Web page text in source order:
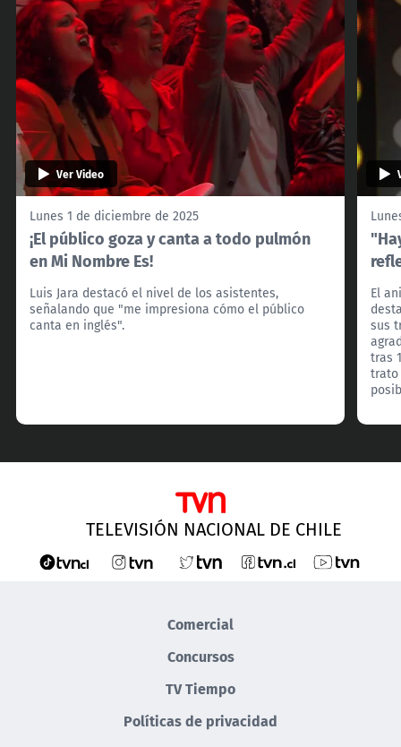
Ver Video
Lunes 1 de diciembre de 2025
¡El público goza y canta a todo pulmón
en Mi Nombre Es!
Luis Jara destacó el nivel de los asistentes,
señalando que "me impresiona cómo el público
canta en inglés".
El
sus
tras
trato
TELEVISIÓN NACIONAL DE CHILE
Comercial
Concursos
TV Tiempo
Políticas de privacidad